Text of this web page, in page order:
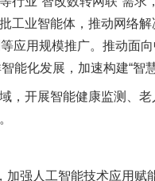
工业智能体，推动网络
应用规模推广。推动面
能化发展，加速构建“智慧
开展智能健康监测、老
强人工智能技术应用赋